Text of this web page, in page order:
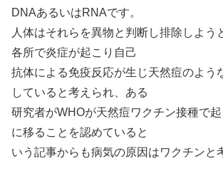
DNAあるいはRNAです。
人体はそれらを異物と判断し排除しよう
各所で炎症が起こり自己
抗体による免疫反応が生じ天然痘のよう
していると考えられ、ある
研究者がWHOが天然痘ワクチン接種で
に移ることを認めていると
いう記事からも病気の原因はワクチンと